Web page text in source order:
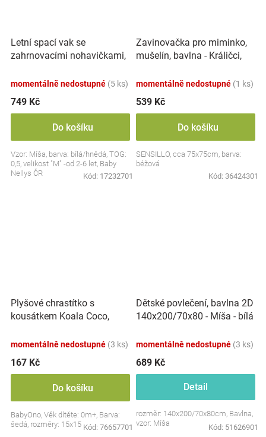
Letní spací vak se
zahrnovacími nohavičkami,
potiskem, M
momentálně nedostupné (5 ks)
749 Kč
Do košíku
Vzor: Míša, barva: bílá/hnědá, TOG:
0,5, velikost "M" -od 2-6 let, Baby
Nellys ČR
Kód: 17232701
Zavinovačka pro miminko,
mušelín, bavlna - Králičci,
momentálně nedostupné (1 ks)
539 Kč
Do košíku
SENSILLO, cca 75x75cm, barva:
béžová
Kód: 36424301
Plyšové chrastítko s
kousátkem Koala Coco,
momentálně nedostupné (3 ks)
167 Kč
Do košíku
BabyOno, Věk dítěte: 0m+, Barva:
šedá, rozměry: 15x15 cm.
Kód: 76657701
Dětské povlečení, bavlna 2D
140x200/70x80 - Míša - bílá
momentálně nedostupné (3 ks)
689 Kč
Detail
rozměr: 140x200/70x80cm, Bavlna,
vzor: Míša
Kód: 51626901